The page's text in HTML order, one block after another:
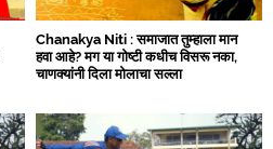
Chanakya Niti : समाजात तुम्हाला मान
हवा आहे? मग या गोष्टी कधीच विसरू नका,
चाणक्यांनी दिला मोलाचा सल्ला